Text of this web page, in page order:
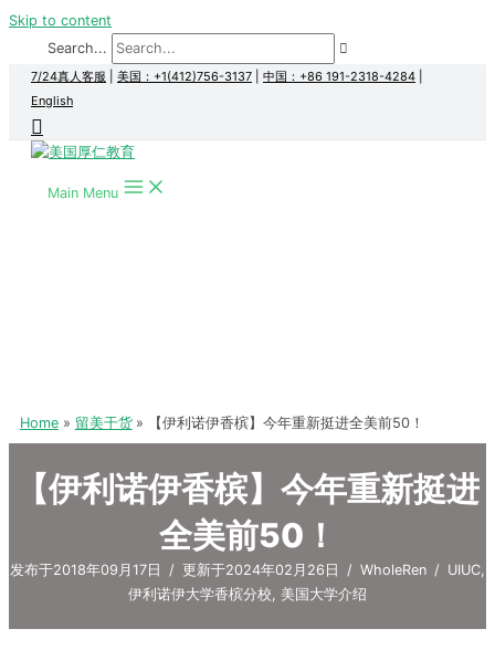
Skip to content
Search...
7/24真人客服 美国：+1(412)756-3137 中国：+86 191-2318-4284
English
Main Menu
Home 留美干货 【伊利诺伊香槟】今年重新挺进全美前50！
【伊利诺伊香槟】今年重新挺进
全美前50！
发布于2018年09月17日 / 更新于2024年02月26日 / WholeRen / UIUC,
伊利诺伊大学香槟分校, 美国大学介绍